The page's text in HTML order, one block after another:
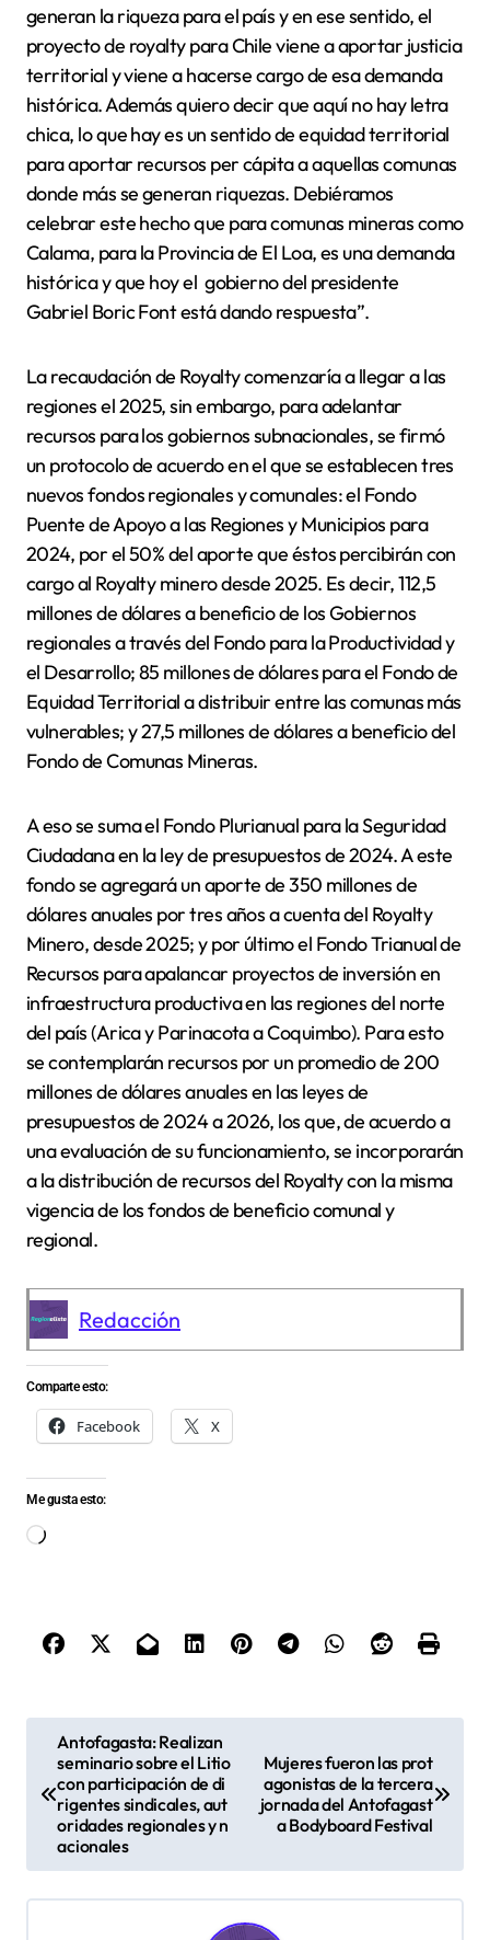
generan la riqueza para el país y en ese sentido, el
proyecto de royalty para Chile viene a aportar justicia
territorial y viene a hacerse cargo de esa demanda
histórica. Además quiero decir que aquí no hay letra
chica, lo que hay es un sentido de equidad territorial
para aportar recursos per cápita a aquellas comunas
donde más se generan riquezas. Debiéramos
celebrar este hecho que para comunas mineras como
Calama, para la Provincia de El Loa, es una demanda
histórica y que hoy el gobierno del presidente
Gabriel Boric Font está dando respuesta”.
La recaudación de Royalty comenzaría a llegar a las
regiones el 2025, sin embargo, para adelantar
recursos para los gobiernos subnacionales, se firmó
un protocolo de acuerdo en el que se establecen tres
nuevos fondos regionales y comunales: el Fondo
Puente de Apoyo a las Regiones y Municipios para
2024, por el 50% del aporte que éstos percibirán con
cargo al Royalty minero desde 2025. Es decir, 112,5
millones de dólares a beneficio de los Gobiernos
regionales a través del Fondo para la Productividad y
el Desarrollo; 85 millones de dólares para el Fondo de
Equidad Territorial a distribuir entre las comunas más
vulnerables; y 27,5 millones de dólares a beneficio del
Fondo de Comunas Mineras.
A eso se suma el Fondo Plurianual para la Seguridad
Ciudadana en la ley de presupuestos de 2024. A este
fondo se agregará un aporte de 350 millones de
dólares anuales por tres años a cuenta del Royalty
Minero, desde 2025; y por último el Fondo Trianual de
Recursos para apalancar proyectos de inversión en
infraestructura productiva en las regiones del norte
del país (Arica y Parinacota a Coquimbo). Para esto
se contemplarán recursos por un promedio de 200
millones de dólares anuales en las leyes de
presupuestos de 2024 a 2026, los que, de acuerdo a
una evaluación de su funcionamiento, se incorporarán
a la distribución de recursos del Royalty con la misma
vigencia de los fondos de beneficio comunal y
regional.
Redacción
Comparte esto:
Facebook X
Me gusta esto:
Cargando...
g
Antofagasta: Realizan
seminario sobre el Litio
con participación de di
rigentes sindicales, aut
oridades regionales y n
acionales
Mujeres fueron las prot
agonistas de la tercera
jornada del Antofagast
a Bodyboard Festival